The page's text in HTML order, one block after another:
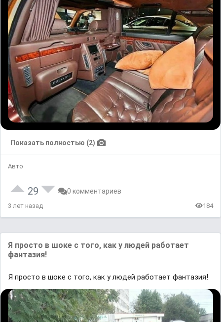
Показать полностью (2)
Авто
29 0 комментариев
3 лет назад 184
Я просто в шоке с того, как у людей работает
фантазия!
Я просто в шоке с того, как у людей работает фантазия!